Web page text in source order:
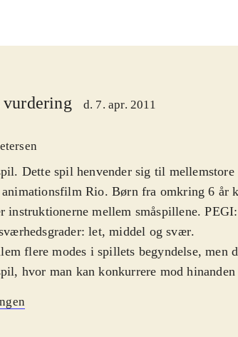
d. 7. apr. 2011
Dette spil henvender sig til mellemstore
Rio. Børn fra omkring 6 år
instruktionerne mellem småspillene.
let, middel og svær.
flere modes i spillets begyndelse, men
hvor man kan konkurrere mod
om filmen og Brasilien. De er på engelsk,